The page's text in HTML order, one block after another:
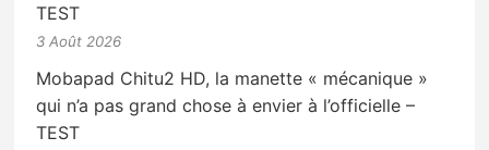
TEST
3 Août 2026
Mobapad Chitu2 HD, la manette « mécanique »
qui n’a pas grand chose à envier à l’officielle –
TEST